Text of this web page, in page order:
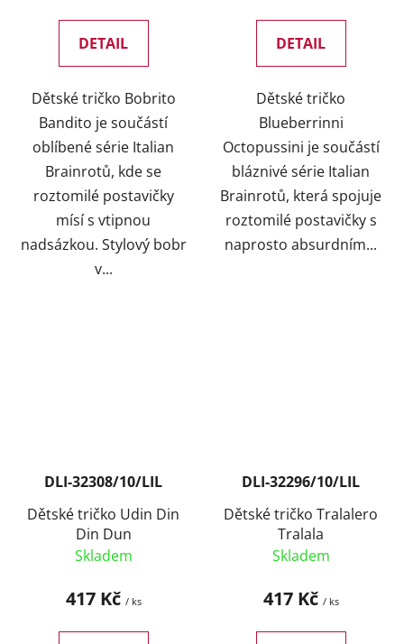
DETAIL
Dětské tričko Bobrito
Bandito je součástí
oblíbené série Italian
Brainrotů, kde se
roztomilé postavičky
mísí s vtipnou
nadsázkou. Stylový bobr
v...
DETAIL
Dětské tričko
Blueberrinni
Octopussini je součástí
bláznivé série Italian
Brainrotů, která spojuje
roztomilé postavičky s
naprosto absurdním...
DLI-32308/10/LIL
Dětské tričko Udin Din
Din Dun
Skladem
417 Kč / ks
DLI-32296/10/LIL
Dětské tričko Tralalero
Tralala
Skladem
417 Kč / ks